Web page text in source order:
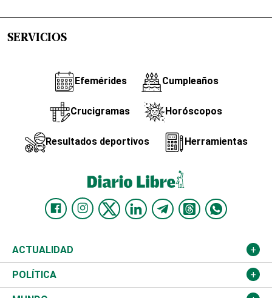
SERVICIOS
Efemérides Cumpleaños
Crucigramas Horóscopos
Resultados deportivos Herramientas
ACTUALIDAD
Nacional
POLÍTICA